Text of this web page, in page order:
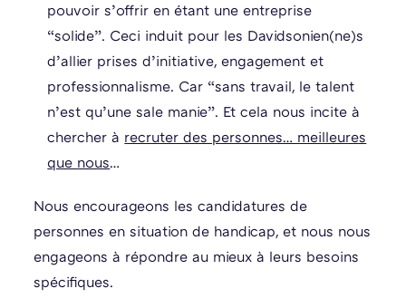
pouvoir s’offrir en étant une entreprise
“solide”. Ceci induit pour les Davidsonien(ne)s
d’allier prises d’initiative, engagement et
professionnalisme. Car “sans travail, le talent
n’est qu’une sale manie”. Et cela nous incite à
chercher à recruter des personnes… meilleures
que nous…
Nous encourageons les candidatures de
personnes en situation de handicap, et nous nous
engageons à répondre au mieux à leurs besoins
spécifiques.